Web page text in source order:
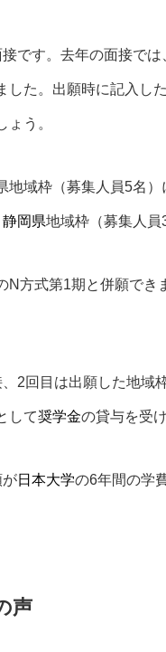
です。去年の面接で
した。出願時に記入し
う。
域枠（募集人員5名）
静岡県地域枠（募集人員
N方式第1期と併願でき
2回目は出願した地
して奨学金の貸与を受
が日本大学の6年間の学
声